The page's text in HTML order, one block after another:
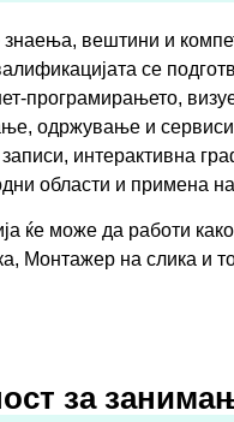
вештини и
се
програмирањето,
одржување и
интерактивна
области и примена
ќе може да работи
Монтажер на слика и
за